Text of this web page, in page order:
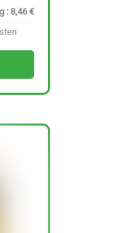
: 8,46 €